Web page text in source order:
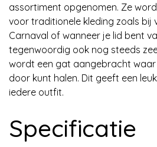
assortiment opgenomen. Ze
voor traditionele kleding zoals bij
Carnaval of wanneer je lid bent
tegenwoordig ook nog steeds
wordt een gat aangebracht
door kunt halen. Dit geeft een
iedere outfit.
Specificatie